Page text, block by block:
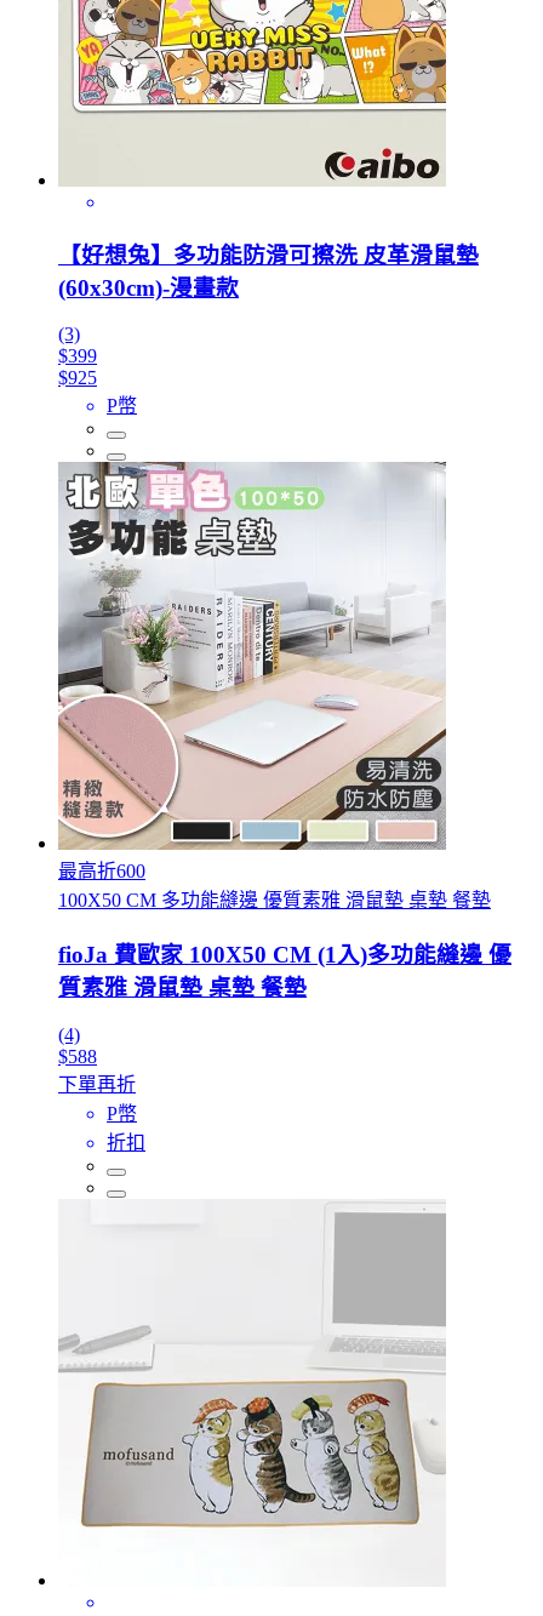
【好想兔】多功能防滑可擦洗 皮革滑鼠墊
(60x30cm)-漫畫款
(3)
$399
$925
P幣
最高折600
100X50 CM 多功能縫邊 優質素雅 滑鼠墊 桌墊 餐墊
fioJa 費歐家 100X50 CM (1入)多功能縫邊 優
質素雅 滑鼠墊 桌墊 餐墊
(4)
$588
下單再折
P幣
折扣